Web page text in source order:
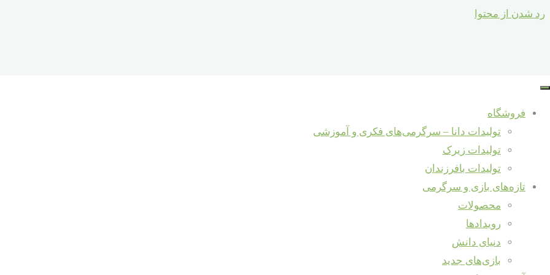
رد شدن از محتوا
فروشگاه
تولیدات دانا – سرگرمی‌های فکری و آموزشی
تولیدات زیرک
تولیدات بافرزندان
تازه‌های بازی و سرگرمی
محصولات
رویدادها
دنیای دانش
بازی‌های جدید
خانه
هفت قطعه شگفت انگیز (کارتن مادر ۷۲ بسته)
دسته: , هدایا برای مدارس مساجد مهدها ارگانها
توضیحات
نظرات (0)
محصولات بیشتر